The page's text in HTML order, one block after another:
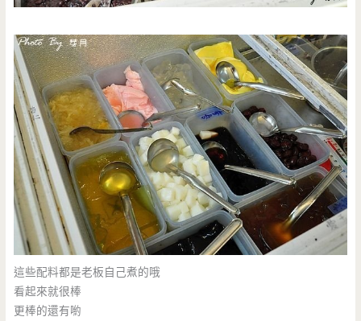
這些配料都是老板自己煮的哦
看起來就很棒
更棒的還有喲